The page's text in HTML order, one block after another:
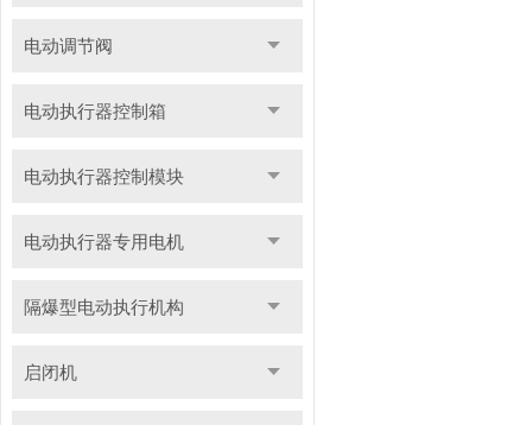
电动调节阀
电动执行器控制箱
电动执行器控制模块
电动执行器专用电机
隔爆型电动执行机构
启闭机